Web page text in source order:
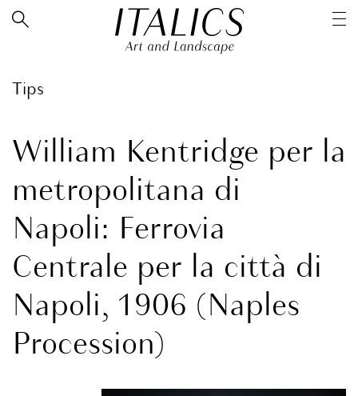
Tips
William Kentridge per la
metropolitana di
Napoli: Ferrovia
Centrale per la città di
Napoli, 1906 (Naples
Procession)